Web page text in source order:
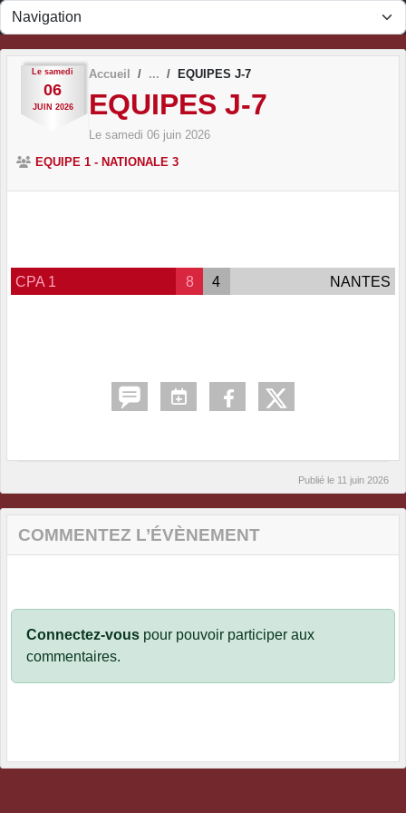
Le samedi
06
JUIN 2026
Accueil EQUIPES J-7
EQUIPES J-7
Le samedi 06 juin 2026
EQUIPE 1 - NATIONALE 3
CPA 1 8 4 NANTES
Publié le 11 juin 2026
COMMENTEZ L’ÉVÈNEMENT
Connectez-vous pour pouvoir participer aux
commentaires.
Panneau de gestion des cookies